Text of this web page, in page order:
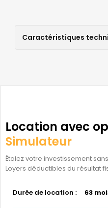
Caractéristiques
Location avec
Simulateur
Étalez votre investissement
Loyers déductibles du résultat
Durée de location : 63